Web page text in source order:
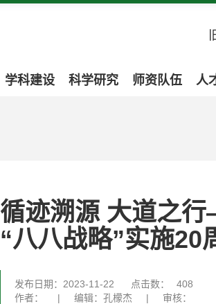
学科建设 科学研究 师资队伍 人
循迹溯源 大道之
“八八战略”实施20
发布日期：2023-11-22 点击数：
408
作者：
| 编辑：孔檬杰 | 审核：